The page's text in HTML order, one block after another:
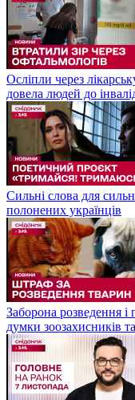
Осліпли через
довела людей до
Сильні слова для
полонених українців
Заборона розведення
думки зоозахисників